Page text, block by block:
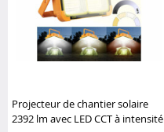
Projecteur de chantier solaire
2392 lm avec LED CCT à intensité